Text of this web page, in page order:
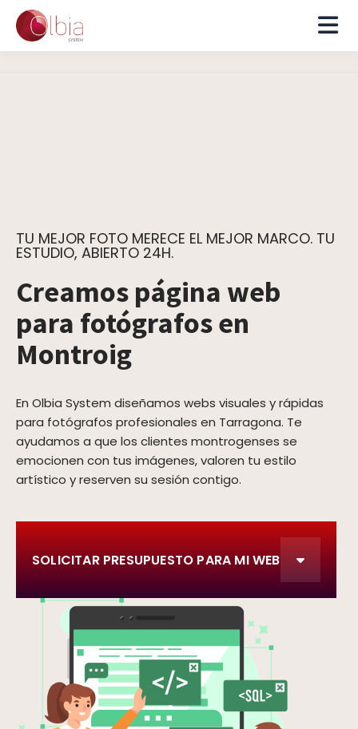
TU MEJOR FOTO MERECE EL MEJOR MARCO. TU
ESTUDIO, ABIERTO 24H.
Creamos página web
para fotógrafos en
Montroig
En Olbia System diseñamos webs visuales y rápidas
para fotógrafos profesionales en Tarragona. Te
ayudamos a que los clientes montrogenses se
emocionen con tus imágenes, valoren tu estilo
artístico y reserven su sesión contigo.
SOLICITAR PRESUPUESTO PARA MI WEB